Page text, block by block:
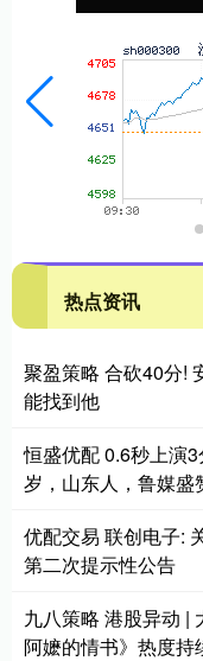
热点资讯
聚盈策略 合砍40分!
能找到他
恒盛优配 0.6秒上演
岁，山东人，鲁媒盛
优配交易 联创电子:
第二次提示性公告
九八策略 港股异动 |
阿嬷的情书》热度